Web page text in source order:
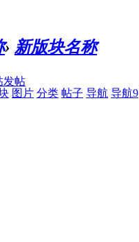
› 新版块名称
图片 分类 帖子 导航 导航9
发帖